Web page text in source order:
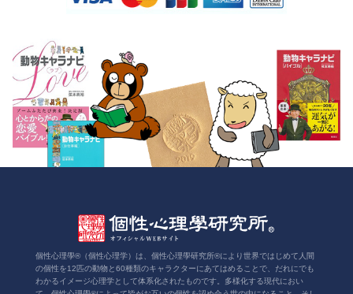
個性心理學®（個性心理学）は、個性心理學研究所®により世界ではじめて人間
の個性を12匹の動物と60種類のキャラクターにあてはめることで、だれにでも
わかるイメージ心理学として体系化されたものです。多様化する現代におい